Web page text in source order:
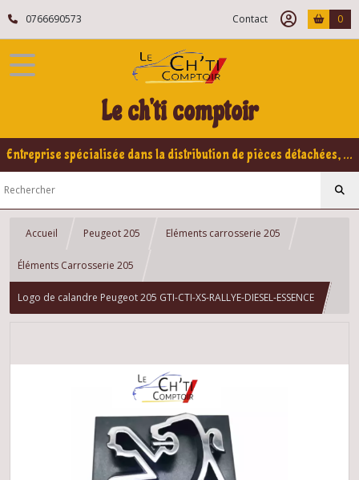
0766690573 Contact 0
Le ch'ti comptoir
Entreprise spécialisée dans la distribution de pièces détachées, refabrication pour voitures Yountimers Peugeot 205 GTI, 309 GTI - GTI16
Accueil Peugeot 205 Eléments carrosserie 205
Éléments Carrosserie 205
Logo de calandre Peugeot 205 GTI-CTI-XS-RALLYE-DIESEL-ESSENCE